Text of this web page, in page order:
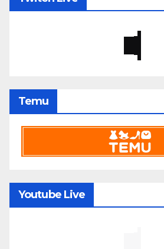
Temu
Youtube Live